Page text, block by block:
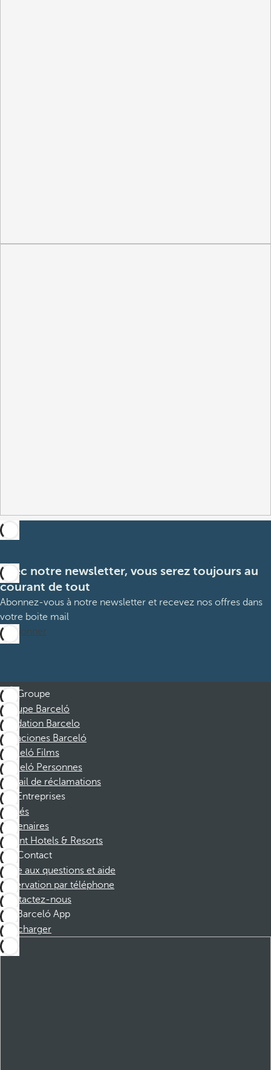
Avec notre newsletter, vous serez toujours au
courant de tout
Abonnez-vous à notre newsletter et recevez nos offres dans
votre boite mail
M’abonner
Groupe
Groupe Barceló
Fondation Barcelo
Vacaciones Barceló
Barceló Films
Barceló Personnes
Portail de réclamations
Entreprises
Affiliés
Partenaires
Dorint Hotels & Resorts
Contact
Foire aux questions et aide
Réservation par téléphone
Contactez-nous
Barceló App
Télécharger